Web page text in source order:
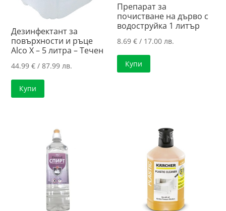
Дезинфектант за
повърхности и ръце
Alco X – 5 литра – Течен
44.99€ / 87.99 лв.
Купи
Препарат за
почистване на дърво с
водоструйка 1 литър
8.69€ / 17.00 лв.
Купи